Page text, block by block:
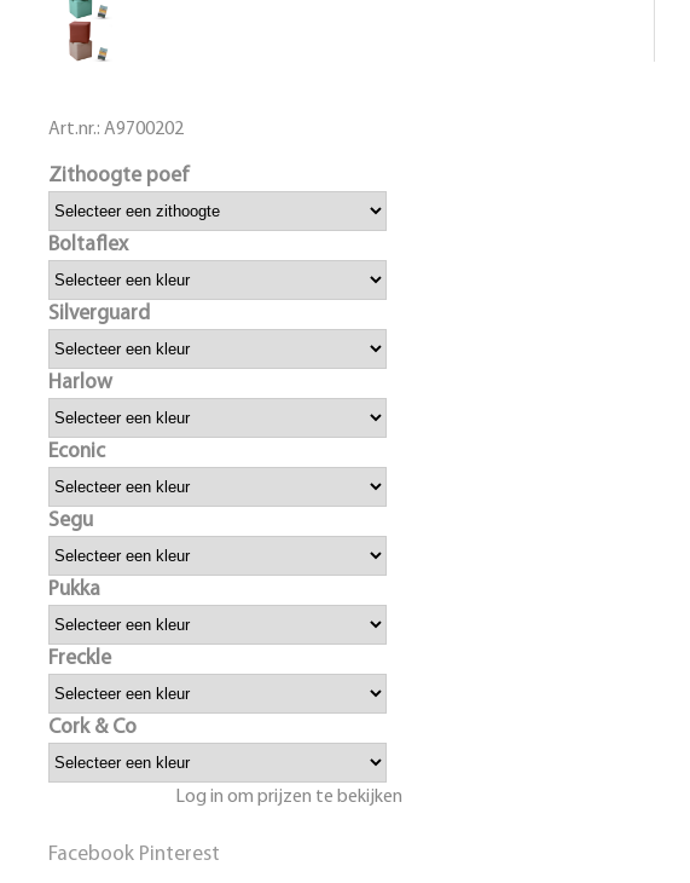
Art.nr.: A9700202
Zithoogte poef
Boltaflex
Silverguard
Harlow
Econic
Segu
Pukka
Freckle
Cork & Co
Log in om prijzen te bekijken
Facebook Pinterest